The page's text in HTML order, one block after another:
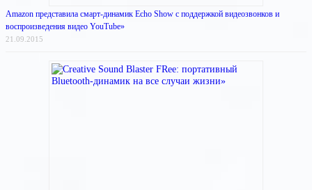
Amazon представила смарт-динамик Echo Show с поддержкой видеозвонков и
воспроизведения видео YouTube»
21.09.2015